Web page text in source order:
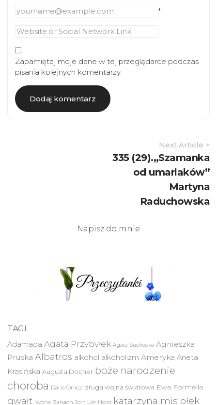
*
Zapamiętaj moje dane w tej przeglądarce podczas
pisania kolejnych komentarzy.
Next Article >
335 (29).„Szamanka
od umarlaków”
Martyna
Raduchowska
Napisz do mnie
TAGI
Adamada Agata Przybyłek Agata Suchocka Agnieszka
Pruska Albatros alkohol alkoholizm Ameryka Aneta
Krasińska Augusta Docher boże narodzenie
choroba Daria Orlicz druga wojna światowa Ewa Formella
gwałt Iwona Banach Jorn Lier Horst katarzyna misiołek